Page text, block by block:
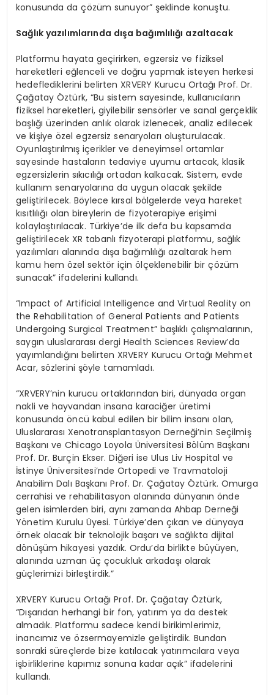
konusunda da çözüm sunuyor” şeklinde konuştu.
Sağlık yazılımlarında dışa bağımlılığı azaltacak
Platformu hayata geçirirken, egzersiz ve fiziksel
hareketleri eğlenceli ve doğru yapmak isteyen herkesi
hedeflediklerini belirten XRVERY Kurucu Ortağı Prof. Dr.
Çağatay Öztürk, “Bu sistem sayesinde, kullanıcıların
fiziksel hareketleri, giyilebilir sensörler ve sanal gerçeklik
başlığı üzerinden anlık olarak izlenecek, analiz edilecek
ve kişiye özel egzersiz senaryoları oluşturulacak.
Oyunlaştırılmış içerikler ve deneyimsel ortamlar
sayesinde hastaların tedaviye uyumu artacak, klasik
egzersizlerin sıkıcılığı ortadan kalkacak. Sistem, evde
kullanım senaryolarına da uygun olacak şekilde
geliştirilecek. Böylece kırsal bölgelerde veya hareket
kısıtlılığı olan bireylerin de fizyoterapiye erişimi
kolaylaştırılacak. Türkiye’de ilk defa bu kapsamda
geliştirilecek XR tabanlı fizyoterapi platformu, sağlık
yazılımları alanında dışa bağımlılığı azaltarak hem
kamu hem özel sektör için ölçeklenebilir bir çözüm
sunacak” ifadelerini kullandı.
“Impact of Artificial Intelligence and Virtual Reality on
the Rehabilitation of General Patients and Patients
Undergoing Surgical Treatment” başlıklı çalışmalarının,
saygın uluslararası dergi Health Sciences Review’da
yayımlandığını belirten XRVERY Kurucu Ortağı Mehmet
Acar, sözlerini şöyle tamamladı.
“XRVERY’nin kurucu ortaklarından biri, dünyada organ
nakli ve hayvandan insana karaciğer üretimi
konusunda öncü kabul edilen bir bilim insanı olan,
Uluslararası Xenotransplantasyon Derneği’nin Seçilmiş
Başkanı ve Chicago Loyola Üniversitesi Bölüm Başkanı
Prof. Dr. Burçin Ekser. Diğeri ise Ulus Liv Hospital ve
İstinye Üniversitesi’nde Ortopedi ve Travmatoloji
Anabilim Dalı Başkanı Prof. Dr. Çağatay Öztürk. Omurga
cerrahisi ve rehabilitasyon alanında dünyanın önde
gelen isimlerden biri, aynı zamanda Ahbap Derneği
Yönetim Kurulu Üyesi. Türkiye’den çıkan ve dünyaya
örnek olacak bir teknolojik başarı ve sağlıkta dijital
dönüşüm hikayesi yazdık. Ordu’da birlikte büyüyen,
alanında uzman üç çocukluk arkadaşı olarak
güçlerimizi birleştirdik.”
XRVERY Kurucu Ortağı Prof. Dr. Çağatay Öztürk,
“Dışarıdan herhangi bir fon, yatırım ya da destek
almadık. Platformu sadece kendi birikimlerimiz,
inancımız ve özsermayemizle geliştirdik. Bundan
sonraki süreçlerde bize katılacak yatırımcılara veya
işbirliklerine kapımız sonuna kadar açık” ifadelerini
kullandı.